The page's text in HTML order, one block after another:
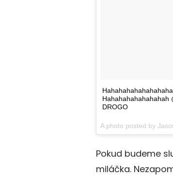
Hahahahahahahahah
DROGO
A photo posted by
Pokud budeme
miláčka.